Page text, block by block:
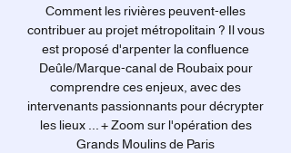
Comment les rivières peuvent-elles
contribuer au projet métropolitain ? Il vous
est proposé d'arpenter la confluence
Deûle/Marque-canal de Roubaix pour
comprendre ces enjeux, avec des
intervenants passionnants pour décrypter
les lieux ... + Zoom sur l'opération des
Grands Moulins de Paris